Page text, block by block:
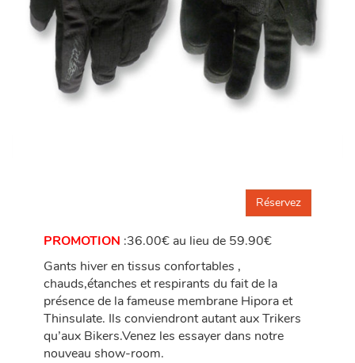
Réservez
PROMOTION :36.00€ au lieu de 59.90€
Gants hiver en tissus confortables ,
chauds,étanches et respirants du fait de la
présence de la fameuse membrane Hipora et
Thinsulate. Ils conviendront autant aux Trikers
qu’aux Bikers.Venez les essayer dans notre
nouveau show-room.